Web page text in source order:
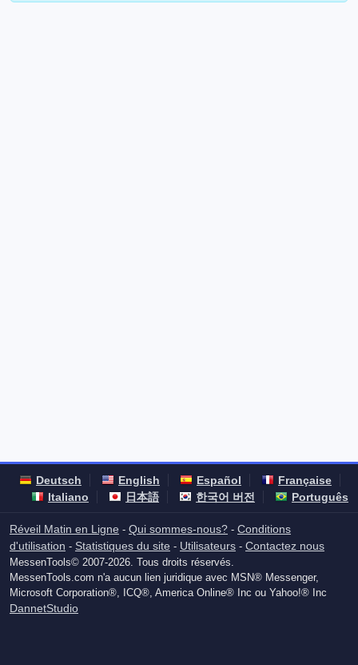
Deutsch English Español
Française
Italiano
日本語 한국어 버전 Português
Réveil Matin en Ligne - Qui sommes-nous? - Conditions
d'utilisation - Statistiques du site - Utilisateurs - Contactez nous
MessenTools© 2007-2026. Tous droits réservés.
MessenTools.com n'a aucun lien juridique avec MSN® Messenger,
Microsoft Corporation®, ICQ®, America Online® Inc ou Yahoo!® Inc
DannetStudio